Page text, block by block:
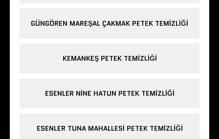
GÜNGÖREN MAREŞAL ÇAKMAK PETEK TEMIZLIĞI
KEMANKEŞ PETEK TEMIZLIĞI
ESENLER NINE HATUN PETEK TEMIZLIĞI
ESENLER TUNA MAHALLESI PETEK TEMIZLIĞI